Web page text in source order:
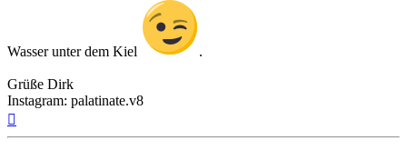
Wasser unter dem Kiel .
Grüße Dirk
Instagram: palatinate.v8
oben